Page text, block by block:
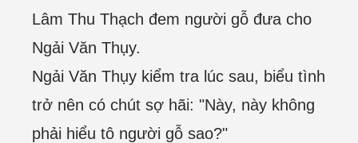
Lâm Thu Thạch đem người gỗ đưa cho
Ngải Văn Thụy.
Ngải Văn Thụy kiểm tra lúc sau, biểu tình
trở nên có chút sợ hãi: "Này, này không
phải hiểu tô người gỗ sao?"